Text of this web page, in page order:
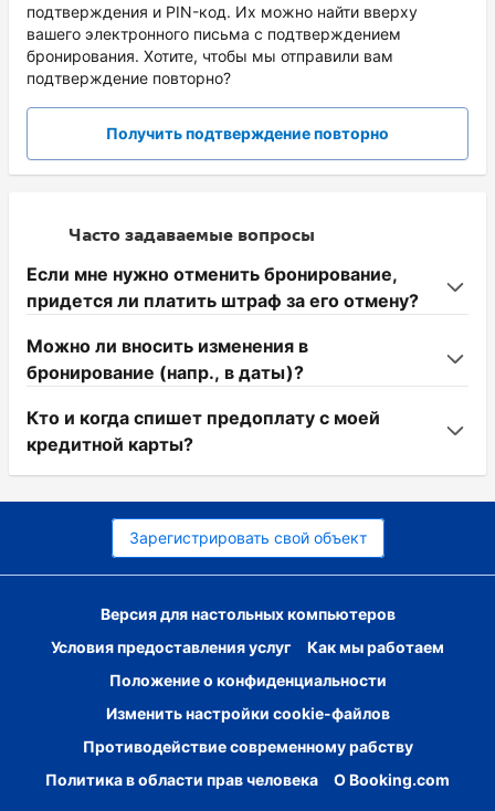
подтверждения и PIN-код. Их можно найти вверху
вашего электронного письма с подтверждением
бронирования. Хотите, чтобы мы отправили вам
подтверждение повторно?
Получить подтверждение повторно
Часто задаваемые вопросы
Если мне нужно отменить бронирование,
придется ли платить штраф за его отмену?
Можно ли вносить изменения в
бронирование (напр., в даты)?
Кто и когда спишет предоплату с моей
кредитной карты?
Зарегистрировать свой объект
Версия для настольных компьютеров
Условия предоставления услуг
Как мы работаем
Положение о конфиденциальности
Изменить настройки cookie-файлов
Противодействие современному рабству
Политика в области прав человека
О Booking.com